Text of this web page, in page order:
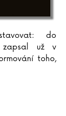
do
zapsal už v
toho,